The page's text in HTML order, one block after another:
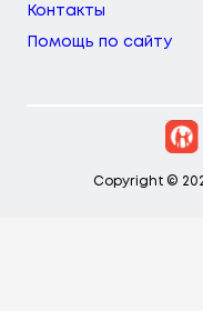
Контакты
Помощь по сайту
Copyright ©